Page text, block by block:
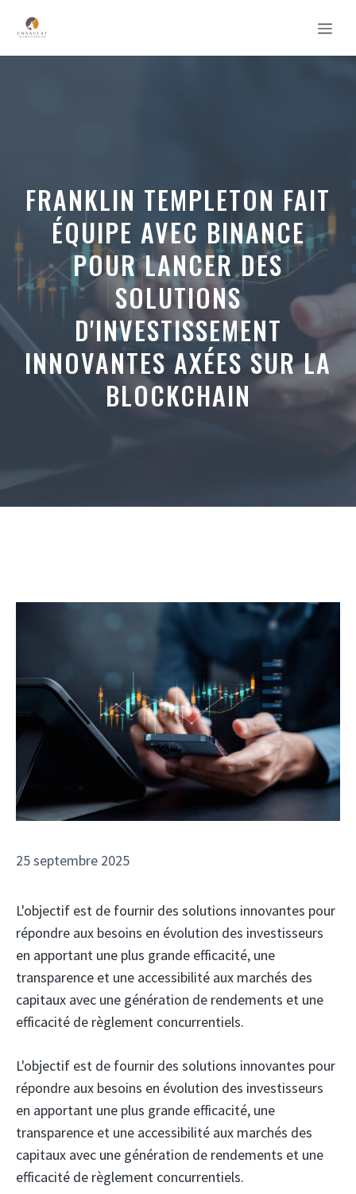
contenu
FRANKLIN TEMPLETON FAIT
ÉQUIPE AVEC BINANCE
POUR LANCER DES
SOLUTIONS
D'INVESTISSEMENT
INNOVANTES AXÉES SUR LA
BLOCKCHAIN
25 septembre 2025
L'objectif est de fournir des solutions innovantes pour
répondre aux besoins en évolution des investisseurs
en apportant une plus grande efficacité, une
transparence et une accessibilité aux marchés des
capitaux avec une génération de rendements et une
efficacité de règlement concurrentiels.
L'objectif est de fournir des solutions innovantes pour
répondre aux besoins en évolution des investisseurs
en apportant une plus grande efficacité, une
transparence et une accessibilité aux marchés des
capitaux avec une génération de rendements et une
efficacité de règlement concurrentiels.